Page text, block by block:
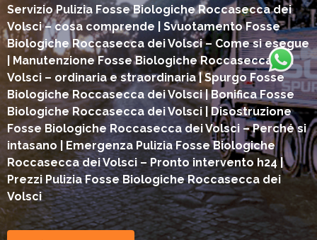
Servizio Pulizia Fosse Biologiche Roccasecca dei
Volsci – cosa comprende | Svuotamento Fosse
Biologiche Roccasecca dei Volsci – Come si esegue
| Manutenzione Fosse Biologiche Roccasecca dei
Volsci – ordinaria e straordinaria | Spurgo Fosse
Biologiche Roccasecca dei Volsci | Bonifica Fosse
Biologiche Roccasecca dei Volsci | Disostruzione
Fosse Biologiche Roccasecca dei Volsci – Perché si
intasano | Emergenza Pulizia Fosse Biologiche
Roccasecca dei Volsci – Pronto intervento h24 |
Prezzi Pulizia Fosse Biologiche Roccasecca dei
Volsci